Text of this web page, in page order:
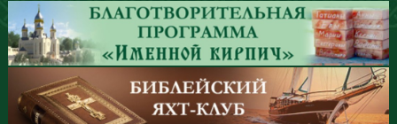
Перейти к основному содержанию